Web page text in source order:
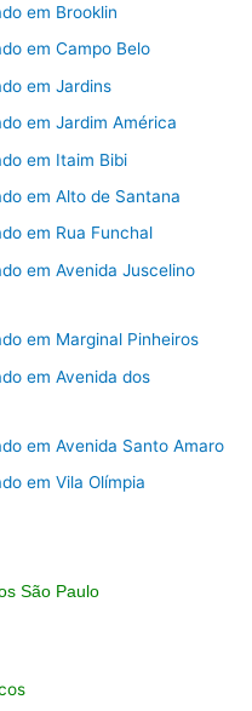
em Brooklin
em Campo Belo
em Jardins
em Jardim América
em Itaim Bibi
em Alto de Santana
em Rua Funchal
em Avenida Juscelino
em Marginal Pinheiros
em Avenida dos
em Avenida Santo Amaro
em Vila Olímpia
São Paulo